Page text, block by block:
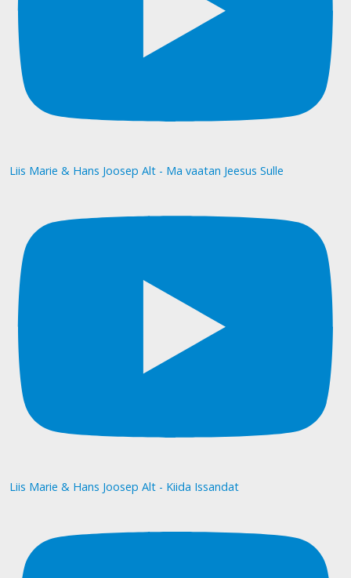
Liis Marie & Hans Joosep Alt - Ma vaatan Jeesus Sulle
Liis Marie & Hans Joosep Alt - Kiida Issandat